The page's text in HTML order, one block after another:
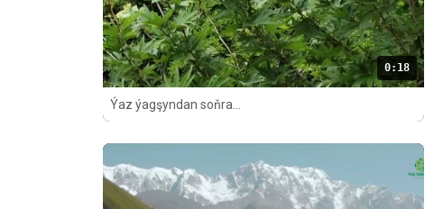
0:18
Ýaz ýagşyndan soňra...